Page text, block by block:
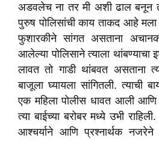
अडवलेच ना तर मी अशी ढाल बनून
पुरुष पोलिसांची काय ताकद आहे मला
फुशारकीने सांगत असताना
आलेल्या पोलिसाने त्याला
लावत तो गाडी थांबवत असताना
बाजूला घ्यायला सांगितली. त्याची
एक महिला पोलीस धावत आली आणि
त्या बाईच्या बरोबर मध्ये उभी
आश्चर्याने आणि प्रश्नार्थक नजरेने